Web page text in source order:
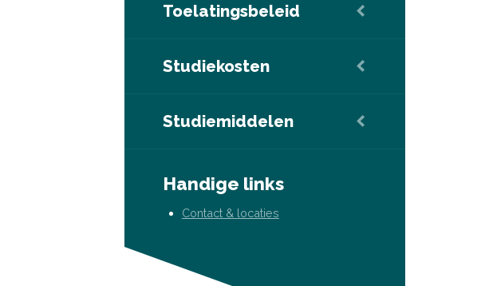
Toelatingsbeleid
Studiekosten
Studiemiddelen
Handige links
Contact & locaties